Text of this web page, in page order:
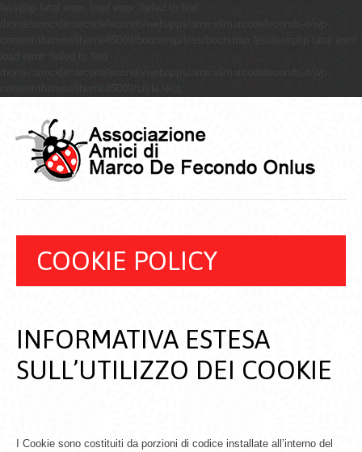
COOKIE POLICY
INFORMATIVA ESTESA
SULL’UTILIZZO DEI COOKIE
I Cookie sono costituiti da porzioni di codice installate all’interno del